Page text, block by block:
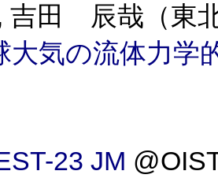
吉田 辰哉（東
大気の流体力学
23 JM